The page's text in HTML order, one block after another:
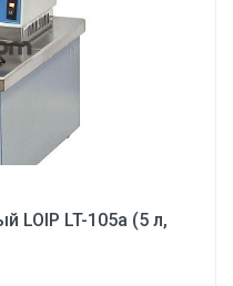
LOIP LT-105a (5 л,